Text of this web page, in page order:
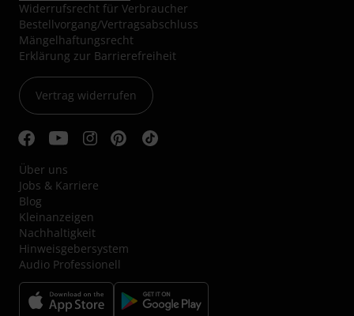
Widerrufsrecht für Verbraucher
Bestellvorgang/Vertragsabschluss
Mängelhaftungsrecht
Erklärung zur Barrierefreiheit
Vertrag widerrufen
Über uns
Jobs & Karriere
Blog
Kleinanzeigen
Nachhaltigkeit
Hinweisgebersystem
Audio Professionell